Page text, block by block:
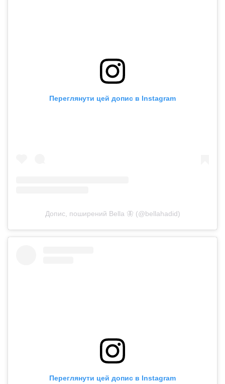
Переглянути цей допис в Instagram
Допис, поширений Bella 🦋 (@bellahadid)
Переглянути цей допис в Instagram